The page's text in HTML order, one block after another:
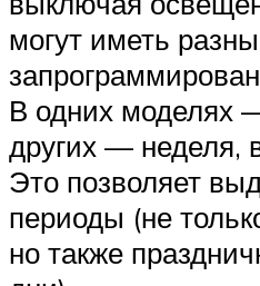
могут иметь
В одних моделях
других — неделя,
Это позволяет
периоды (не
но также